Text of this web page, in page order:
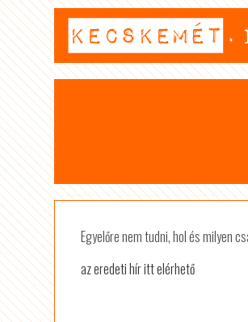
Egyelőre nem tudni, hol és milyen
az eredeti hír itt elérhető